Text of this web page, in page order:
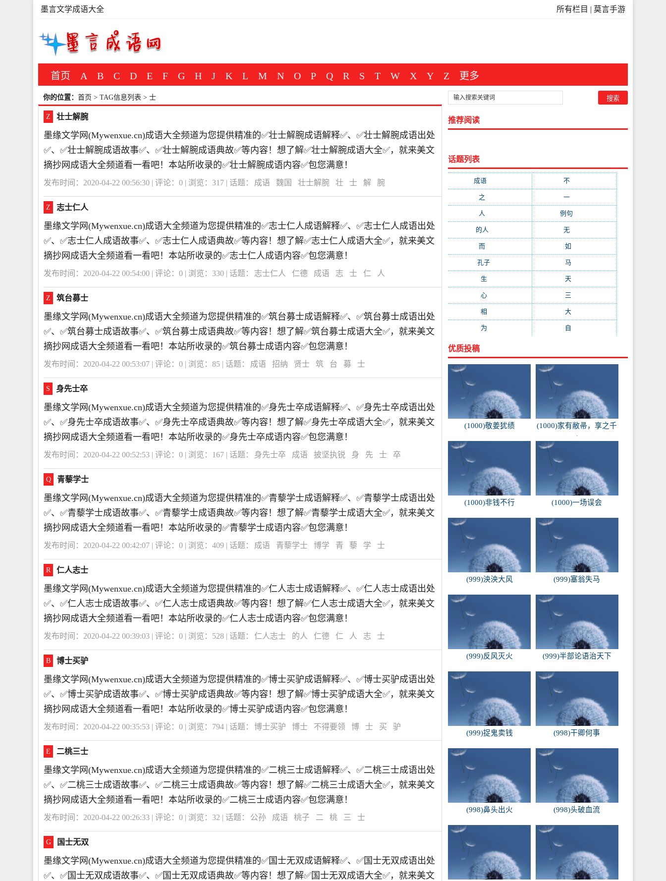
所有栏目 | 莫言手游
墨言文学成语大全
首页 A B C D E F G H J K L M N O P Q R S T W X Y Z 更多
你的位置： 首页 > TAG信息列表 > 士
Z 壮士解腕
墨缘文学网(Mywenxue.cn)成语大全频道为您提供精准的✅壮士解腕成语解释✅、✅壮士解腕成语出处
✅、✅壮士解腕成语故事✅、✅壮士解腕成语典故✅等内容！想了解✅壮士解腕成语大全✅，就来美文
摘抄网成语大全频道看一看吧！本站所收录的✅壮士解腕成语内容✅包您满意！
发布时间：2020-04-22 00:56:30 | 评论： 0 | 浏览： 317 | 话题： 成语 魏国 壮士解腕 壮 士 解 腕
Z 志士仁人
墨缘文学网(Mywenxue.cn)成语大全频道为您提供精准的✅志士仁人成语解释✅、✅志士仁人成语出处
✅、✅志士仁人成语故事✅、✅志士仁人成语典故✅等内容！想了解✅志士仁人成语大全✅，就来美文
摘抄网成语大全频道看一看吧！本站所收录的✅志士仁人成语内容✅包您满意！
发布时间：2020-04-22 00:54:00 | 评论： 0 | 浏览： 330 | 话题： 志士仁人 仁德 成语 志 士 仁 人
Z 筑台募士
墨缘文学网(Mywenxue.cn)成语大全频道为您提供精准的✅筑台募士成语解释✅、✅筑台募士成语出处
✅、✅筑台募士成语故事✅、✅筑台募士成语典故✅等内容！想了解✅筑台募士成语大全✅，就来美文
摘抄网成语大全频道看一看吧！本站所收录的✅筑台募士成语内容✅包您满意！
发布时间：2020-04-22 00:53:07 | 评论： 0 | 浏览： 85 | 话题： 成语 招纳 贤士 筑 台 募 士
S 身先士卒
墨缘文学网(Mywenxue.cn)成语大全频道为您提供精准的✅身先士卒成语解释✅、✅身先士卒成语出处
✅、✅身先士卒成语故事✅、✅身先士卒成语典故✅等内容！想了解✅身先士卒成语大全✅，就来美文
摘抄网成语大全频道看一看吧！本站所收录的✅身先士卒成语内容✅包您满意！
发布时间：2020-04-22 00:52:53 | 评论： 0 | 浏览： 167 | 话题： 身先士卒 成语 披坚执锐 身 先 士 卒
Q 青藜学士
墨缘文学网(Mywenxue.cn)成语大全频道为您提供精准的✅青藜学士成语解释✅、✅青藜学士成语出处
✅、✅青藜学士成语故事✅、✅青藜学士成语典故✅等内容！想了解✅青藜学士成语大全✅，就来美文
摘抄网成语大全频道看一看吧！本站所收录的✅青藜学士成语内容✅包您满意！
发布时间：2020-04-22 00:42:07 | 评论： 0 | 浏览： 409 | 话题： 成语 青藜学士 博学 青 藜 学 士
R 仁人志士
墨缘文学网(Mywenxue.cn)成语大全频道为您提供精准的✅仁人志士成语解释✅、✅仁人志士成语出处
✅、✅仁人志士成语故事✅、✅仁人志士成语典故✅等内容！想了解✅仁人志士成语大全✅，就来美文
摘抄网成语大全频道看一看吧！本站所收录的✅仁人志士成语内容✅包您满意！
发布时间：2020-04-22 00:39:03 | 评论： 0 | 浏览： 528 | 话题： 仁人志士 的人 仁德 仁 人 志 士
B 博士买驴
墨缘文学网(Mywenxue.cn)成语大全频道为您提供精准的✅博士买驴成语解释✅、✅博士买驴成语出处
✅、✅博士买驴成语故事✅、✅博士买驴成语典故✅等内容！想了解✅博士买驴成语大全✅，就来美文
摘抄网成语大全频道看一看吧！本站所收录的✅博士买驴成语内容✅包您满意！
发布时间：2020-04-22 00:35:53 | 评论： 0 | 浏览： 794 | 话题： 博士买驴 博士 不得要领 博 士 买 驴
E 二桃三士
墨缘文学网(Mywenxue.cn)成语大全频道为您提供精准的✅二桃三士成语解释✅、✅二桃三士成语出处
✅、✅二桃三士成语故事✅、✅二桃三士成语典故✅等内容！想了解✅二桃三士成语大全✅，就来美文
摘抄网成语大全频道看一看吧！本站所收录的✅二桃三士成语内容✅包您满意！
发布时间：2020-04-22 00:26:33 | 评论： 0 | 浏览： 32 | 话题： 公孙 成语 桃子 二 桃 三 士
G 国士无双
墨缘文学网(Mywenxue.cn)成语大全频道为您提供精准的✅国士无双成语解释✅、✅国士无双成语出处
✅、✅国士无双成语故事✅、✅国士无双成语典故✅等内容！想了解✅国士无双成语大全✅，就来美文
推荐阅读
话题列表
成语 不(371)
之 一(209)
人 例句
的人 无(123)
而 如
孔子 马
生 天
心(85) 三
相 大
为 自
优质投稿
(1000)敬姜犹绩
(1000)家有敝帚，享之千
金
(1000)非钱不行 (1000)一场误会
(999)泱泱大风 (999)塞翁失马
(999)反风灭火 (999)半部论语治天下
(999)捉鬼卖钱 (998)干卿何事
(998)鼻头出火 (998)头破血流